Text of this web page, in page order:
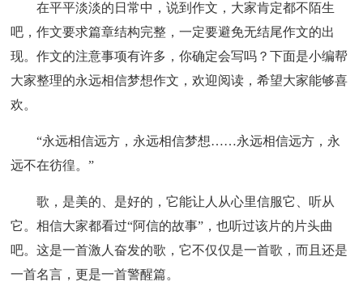
在平平淡淡的日常中，说到作文，大家肯定都不陌生
吧，作文要求篇章结构完整，一定要避免无结尾作文的出
现。作文的注意事项有许多，你确定会写吗？下面是小编帮
大家整理的永远相信梦想作文，欢迎阅读，希望大家能够喜
欢。
“永远相信远方，永远相信梦想……永远相信远方，永
远不在彷徨。”
歌，是美的、是好的，它能让人从心里信服它、听从
它。相信大家都看过“阿信的故事”，也听过该片的片头曲
吧。这是一首激人奋发的歌，它不仅仅是一首歌，而且还是
一首名言，更是一首警醒篇。